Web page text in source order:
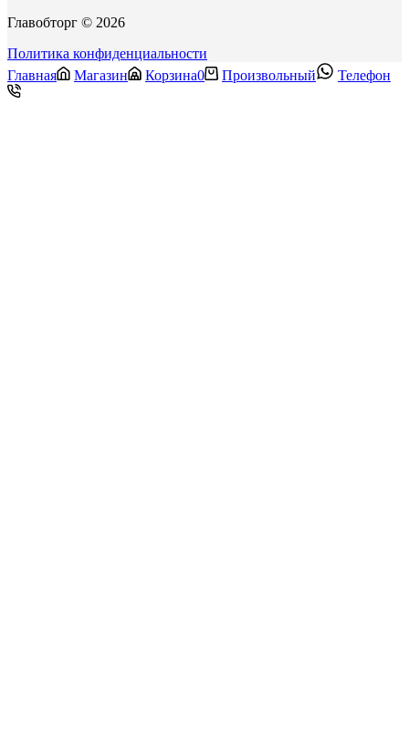
Главобторг © 2026
Политика конфиденциальности
Главная
Магазин Корзина0 Произвольный Телефон